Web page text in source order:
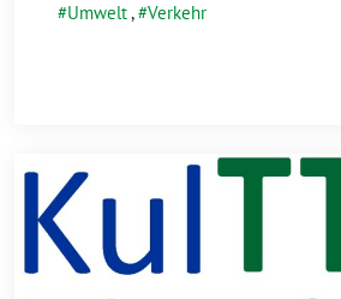
Umwelt, Verkehr